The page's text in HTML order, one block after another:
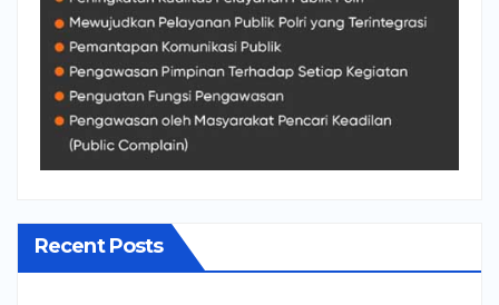
Recent Posts